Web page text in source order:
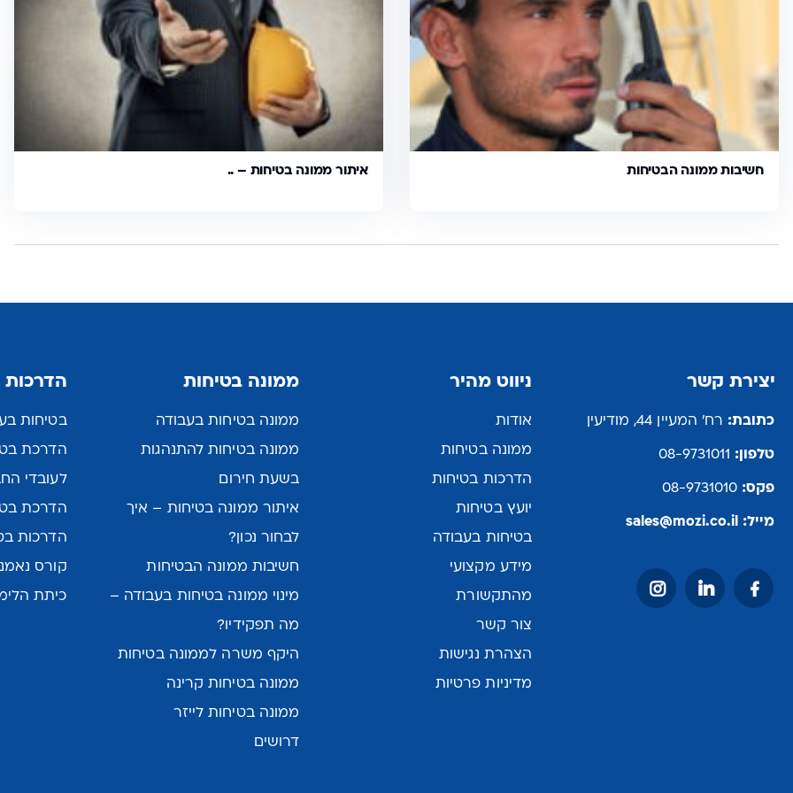
חשיבות ממונה הבטיחות איתור ממונה בטיחות – ..
יצירת קשר
כתובת: רח' המעיין 44, מודיעין
טלפון: 08-9731011
פקס: 08-9731010
מייל: sales@mozi.co.il
ניווט מהיר
אודות
ממונה בטיחות
הדרכות בטיחות
יועץ בטיחות
בטיחות בעבודה
מידע מקצועי
מהתקשורת
צור קשר
הצהרת נגישות
מדיניות פרטיות
ממונה בטיחות
ממונה בטיחות בעבודה
ממונה בטיחות להתנהגות
בשעת חירום
איתור ממונה בטיחות – איך
לבחור נכון?
חשיבות ממונה הבטיחות
מינוי ממונה בטיחות בעבודה –
מה תפקידיו?
היקף משרה לממונה בטיחות
ממונה בטיחות קרינה
ממונה בטיחות לייזר
דרושים
הדרכות
בטיחות
הדרכת
לעובדי
הדרכת
הדרכות
קורס
כיתת